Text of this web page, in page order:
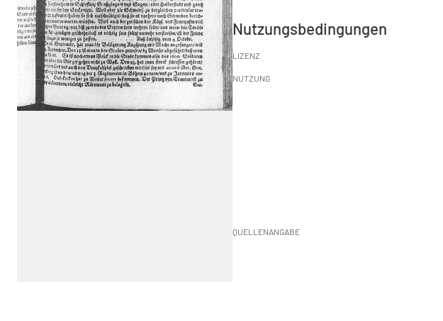
Nutzungsbedingungen
LIZENZ
NUTZUNG
QUELLENANGABE